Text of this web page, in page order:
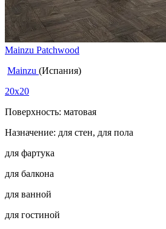
Mainzu Patchwood
Mainzu (Испания)
20x20
Поверхность: матовая
Назначение: для стен, для пола
для фартука
для балкона
для ванной
для гостиной